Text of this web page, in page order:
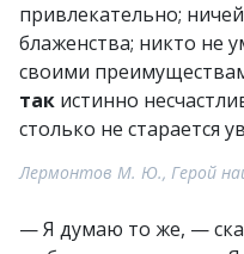
привлекательно;
блаженства; никто не
своими
так истинно
столько не старается
Лермонтов М. Ю., Герой
— Я думаю то же, —